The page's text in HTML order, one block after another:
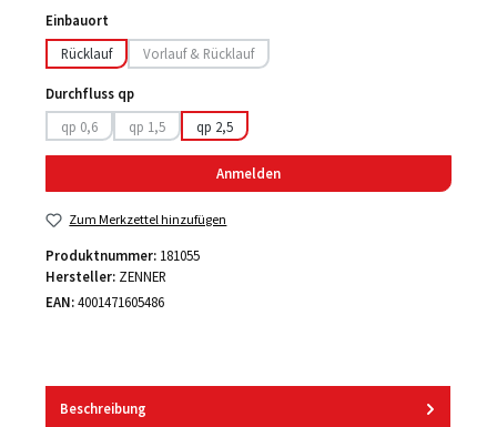
Einbauort
Rücklauf
Vorlauf & Rücklauf
(Diese Option ist zurzeit nicht verfügbar.)
Durchfluss qp
qp 0,6
(Diese Option ist zurzeit nicht verfügbar.)
qp 1,5
(Diese Option ist zurzeit nicht verfügbar.)
qp 2,5
Anmelden
Zum Merkzettel hinzufügen
Produktnummer: 181055
Hersteller: ZENNER
EAN:4001471605486
Beschreibung